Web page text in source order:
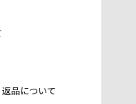
品について